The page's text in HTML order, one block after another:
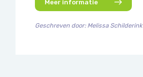
Meer informatie
Geschreven door: Melissa Schilderink